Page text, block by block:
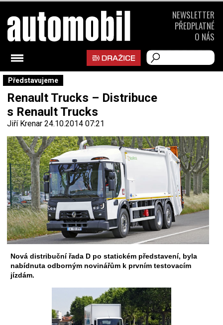
Představujeme
Renault Trucks – Distribuce
s Renault Trucks
Jiří Krenar 24.10.2014 07:21
Nová distribuční řada D po statickém představení, byla
nabídnuta odborným novinářům k prvním testovacím
jízdám.
NEWSLETTER
PŘEDPLATNÉ
O NÁS